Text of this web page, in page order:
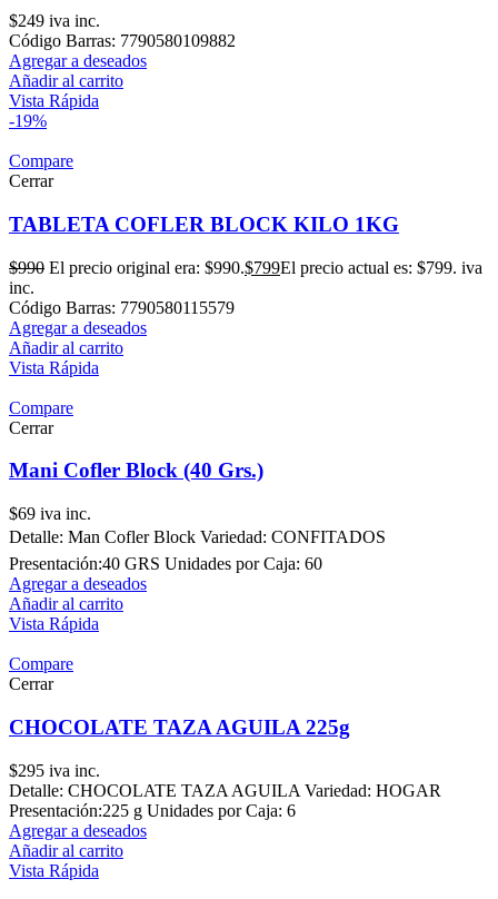
$249 iva inc.
Código Barras: 7790580109882
Agregar a deseados
Añadir al carrito
Vista Rápida
-19%
Compare
Cerrar
TABLETA COFLER BLOCK KILO 1KG
$990 El precio original era: $990.$799El precio actual es: $799. iva
inc.
Código Barras: 7790580115579
Agregar a deseados
Añadir al carrito
Vista Rápida
Compare
Cerrar
Mani Cofler Block (40 Grs.)
$69 iva inc.
Detalle: Man Cofler Block Variedad: CONFITADOS
Presentación:40 GRS Unidades por Caja: 60
Agregar a deseados
Añadir al carrito
Vista Rápida
Compare
Cerrar
CHOCOLATE TAZA AGUILA 225g
$295 iva inc.
Detalle: CHOCOLATE TAZA AGUILA Variedad: HOGAR
Presentación:225 g Unidades por Caja: 6
Agregar a deseados
Añadir al carrito
Vista Rápida